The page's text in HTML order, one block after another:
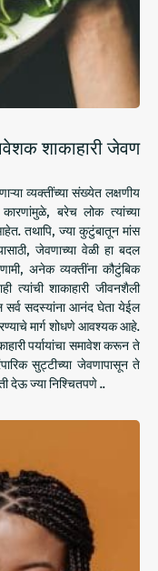
शाकाहारी जेवण
व्यक्तींच्या संख्येत लक्षणीय
बरेच लोक त्यांच्या
तथापि, ज्या कुटुंबातून मांस
जेवणाच्या वेळी हा बदल
अनेक व्यक्तींना कौटुंबिक
त्यांची शाकाहारी जीवनशैली
सर्व सदस्यांना आनंद घेता येईल
मार्ग शोधणे आवश्यक आहे.
पर्यायांचा समावेश करून ते
सुट्टीच्या जेवणापासून ते
देऊ ज्या निश्चितपणे ..